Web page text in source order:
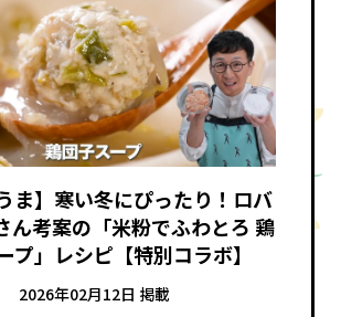
ま】寒い冬にぴったり！ロバ
ん考案の「米粉でふわとろ 鶏
プ」レシピ【特別コラボ】
2026年02月12日 掲載